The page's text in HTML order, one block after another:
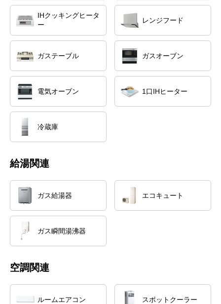
IHクッキングヒータ
ー
レンジフード
ガステーブル ガスオーブン
電気オーブン 1口IHヒーター
冷蔵庫
給湯関連
ガス給湯器 エコキュート
ガス瞬間湯沸器
空調関連
ルームエアコン スポットクーラー